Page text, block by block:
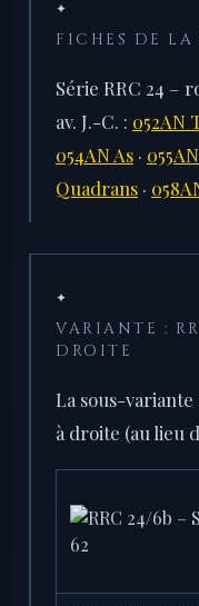
✦
FICHES DE LA
Série RRC 24 –
av. J.-C. : 052AN
054AN As ·
Quadrans ·
✦
VARIANTE :
DROITE
La sous-
à droite (au lieu